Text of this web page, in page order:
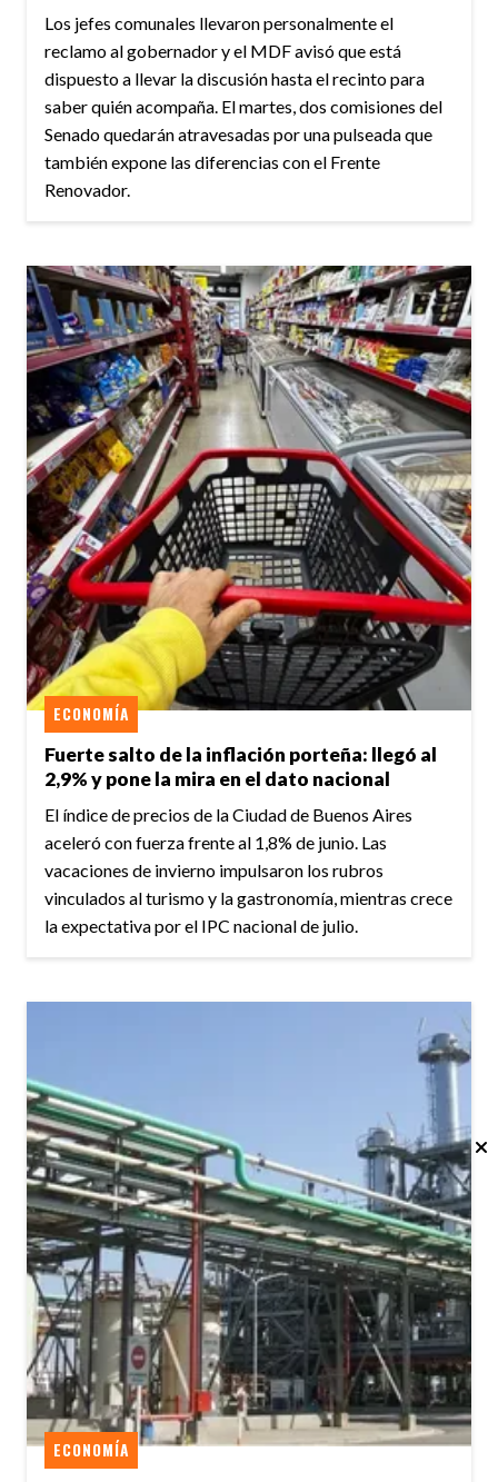
Los jefes comunales llevaron personalmente el
reclamo al gobernador y el MDF avisó que está
dispuesto a llevar la discusión hasta el recinto para
saber quién acompaña. El martes, dos comisiones del
Senado quedarán atravesadas por una pulseada que
también expone las diferencias con el Frente
Renovador.
Fuerte salto de la inflación porteña: llegó al
2,9% y pone la mira en el dato nacional
ECONOMÍA
El índice de precios de la Ciudad de Buenos Aires
aceleró con fuerza frente al 1,8% de junio. Las
vacaciones de invierno impulsaron los rubros
vinculados al turismo y la gastronomía, mientras crece
la expectativa por el IPC nacional de julio.
ECONOMÍA